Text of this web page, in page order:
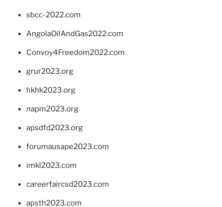
sbcc-2022.com
AngolaOilAndGas2022.com
Convoy4Freedom2022.com
grur2023.org
hkhk2023.org
napm2023.org
apsdfd2023.org
forumausape2023.com
imkl2023.com
careerfaircsd2023.com
apsth2023.com